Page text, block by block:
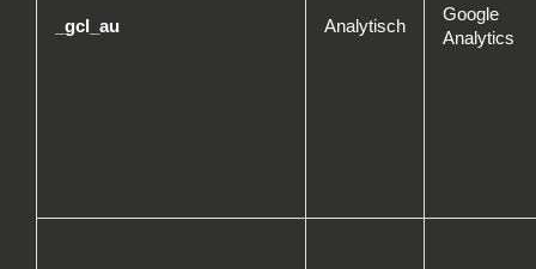
_gcl_au Analytisch
Google
Analytics